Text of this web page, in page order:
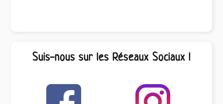
Suis-nous sur les Réseaux Sociaux !